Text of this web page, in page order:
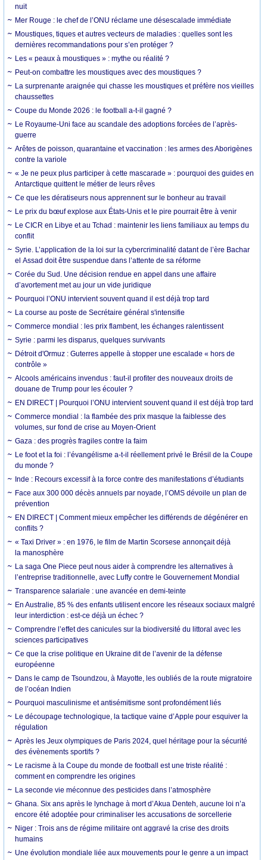
nuit
Mer Rouge : le chef de l’ONU réclame une désescalade immédiate
Moustiques, tiques et autres vecteurs de maladies : quelles sont les
dernières recommandations pour s’en protéger ?
Les « peaux à moustiques » : mythe ou réalité ?
Peut-on combattre les moustiques avec des moustiques ?
La surprenante araignée qui chasse les moustiques et préfère nos vieilles
chaussettes
Coupe du Monde 2026 : le football a-t-il gagné ?
Le Royaume-Uni face au scandale des adoptions forcées de l’après-
guerre
Arêtes de poisson, quarantaine et vaccination : les armes des Aborigènes
contre la variole
« Je ne peux plus participer à cette mascarade » : pourquoi des guides en
Antarctique quittent le métier de leurs rêves
Ce que les dératiseurs nous apprennent sur le bonheur au travail
Le prix du bœuf explose aux États-Unis et le pire pourrait être à venir
Le CICR en Libye et au Tchad : maintenir les liens familiaux au temps du
conflit
Syrie. L’application de la loi sur la cybercriminalité datant de l’ère Bachar
el Assad doit être suspendue dans l’attente de sa réforme
Corée du Sud. Une décision rendue en appel dans une affaire
d’avortement met au jour un vide juridique
Pourquoi l’ONU intervient souvent quand il est déjà trop tard
La course au poste de Secrétaire général s'intensifie
Commerce mondial : les prix flambent, les échanges ralentissent
Syrie : parmi les disparus, quelques survivants
Détroit d'Ormuz : Guterres appelle à stopper une escalade « hors de
contrôle »
Alcools américains invendus : faut-il profiter des nouveaux droits de
douane de Trump pour les écouler ?
EN DIRECT | Pourquoi l’ONU intervient souvent quand il est déjà trop tard
Commerce mondial : la flambée des prix masque la faiblesse des
volumes, sur fond de crise au Moyen-Orient
Gaza : des progrès fragiles contre la faim
Le foot et la foi : l’évangélisme a-t-il réellement privé le Brésil de la Coupe
du monde ?
Inde : Recours excessif à la force contre des manifestations d’étudiants
Face aux 300 000 décès annuels par noyade, l’OMS dévoile un plan de
prévention
EN DIRECT | Comment mieux empêcher les différends de dégénérer en
conflits ?
« Taxi Driver » : en 1976, le film de Martin Scorsese annonçait déjà
la manosphère
La saga One Piece peut nous aider à comprendre les alternatives à
l’entreprise traditionnelle, avec Luffy contre le Gouvernement Mondial
Transparence salariale : une avancée en demi-teinte
En Australie, 85 % des enfants utilisent encore les réseaux sociaux malgré
leur interdiction : est-ce déjà un échec ?
Comprendre l’effet des canicules sur la biodiversité du littoral avec les
sciences participatives
Ce que la crise politique en Ukraine dit de l’avenir de la défense
européenne
Dans le camp de Tsoundzou, à Mayotte, les oubliés de la route migratoire
de l’océan Indien
Pourquoi masculinisme et antisémitisme sont profondément liés
Le découpage technologique, la tactique vaine d’Apple pour esquiver la
régulation
Après les Jeux olympiques de Paris 2024, quel héritage pour la sécurité
des évènements sportifs ?
Le racisme à la Coupe du monde de football est une triste réalité :
comment en comprendre les origines
La seconde vie méconnue des pesticides dans l’atmosphère
Ghana. Six ans après le lynchage à mort d’Akua Denteh, aucune loi n’a
encore été adoptée pour criminaliser les accusations de sorcellerie
Niger : Trois ans de régime militaire ont aggravé la crise des droits
humains
Une évolution mondiale liée aux mouvements pour le genre a un impact